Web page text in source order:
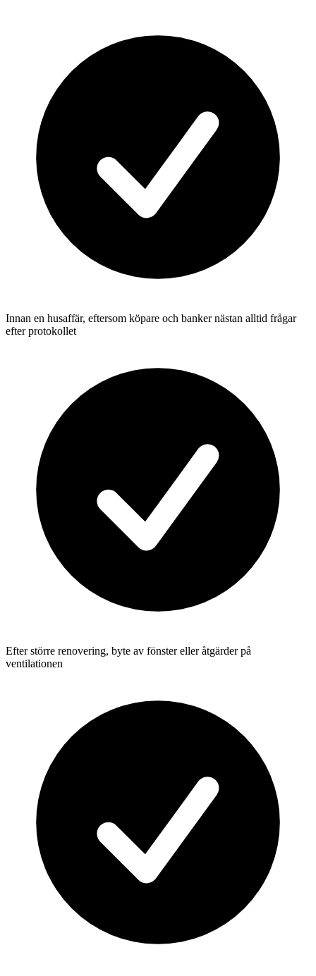
Innan en husaffär, eftersom köpare och banker nästan alltid frågar
efter protokollet
Efter större renovering, byte av fönster eller åtgärder på
ventilationen